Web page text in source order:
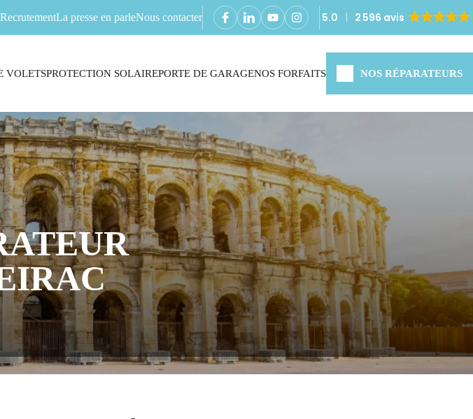
RecrutementLa presse en parleNous contacter 5.0 2 596 avis
VOLETSPROTECTION SOLAIREPORTE DE GARAGENOS FORFAITS NOS RÉPARATEURS